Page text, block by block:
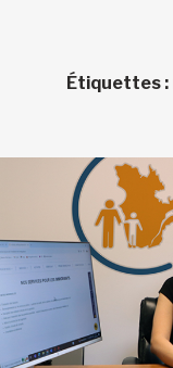
Étiquettes :